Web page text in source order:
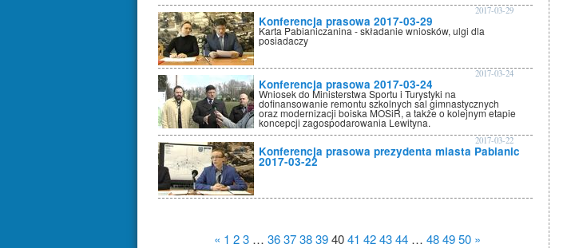
Konferencja prasowa 2017-03-29
2017-03-29
Karta Pabianiczanina - składanie wniosków, ulgi dla
posiadaczy
Konferencja prasowa 2017-03-24
2017-03-24
Wniosek do Ministerstwa Sportu i Turystyki na
dofinansowanie remontu szkolnych sal gimnastycznych
oraz modernizacji boiska MOSiR, a także o kolejnym etapie
koncepcji zagospodarowania Lewityna.
Konferencja prasowa prezydenta miasta Pabianic
2017-03-22
2017-03-22
« 1 2 3 … 36 37 38 39 40 41 42 43 44 … 48 49 50 »